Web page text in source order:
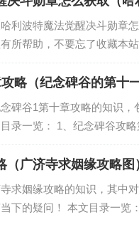
利波特魔法觉醒决斗勋章
所帮助，不要忘了收藏本
印记怎么获得 3、魔法觉
略（纪念碑谷的第十
碑谷1第十章攻略的知识
录一览： 1、纪念碑谷攻
谷的攻略是怎样的？ 4、
广济寺求姻缘攻略图
求姻缘攻略的知识，其中
下的疑问！ 本文目录一览